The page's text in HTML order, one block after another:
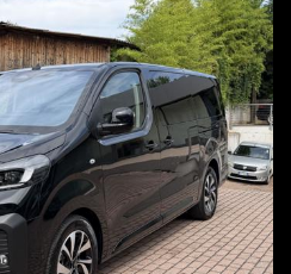
il nostro sito www.autov.it
usato
isole comprese, salvo accordo
eventuali involontari errori
rappresentano un impegno